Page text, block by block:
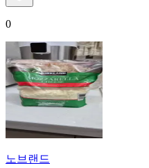
0
노브랜드